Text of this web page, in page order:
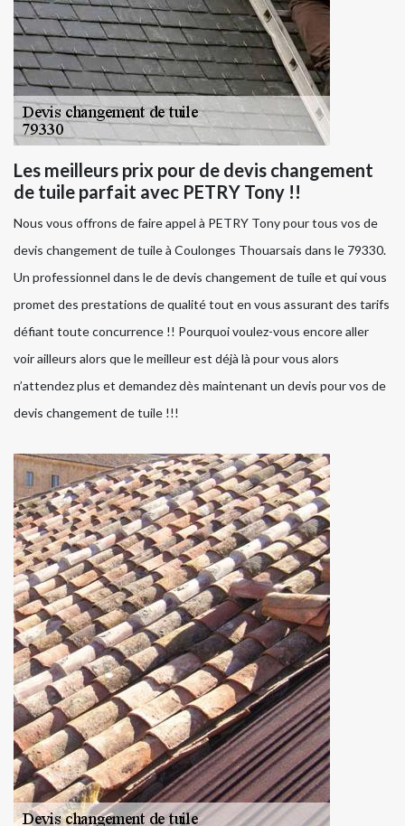
Les meilleurs prix pour de devis changement
de tuile parfait avec PETRY Tony !!
Nous vous offrons de faire appel à PETRY Tony pour tous vos de
devis changement de tuile à Coulonges Thouarsais dans le 79330.
Un professionnel dans le de devis changement de tuile et qui vous
promet des prestations de qualité tout en vous assurant des tarifs
défiant toute concurrence !! Pourquoi voulez-vous encore aller
voir ailleurs alors que le meilleur est déjà là pour vous alors
n’attendez plus et demandez dès maintenant un devis pour vos de
devis changement de tuile !!!